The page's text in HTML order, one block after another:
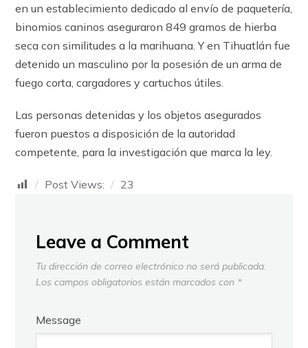
en un establecimiento dedicado al envío de paquetería,
binomios caninos aseguraron 849 gramos de hierba
seca con similitudes a la marihuana. Y en Tihuatlán fue
detenido un masculino por la posesión de un arma de
fuego corta, cargadores y cartuchos útiles.
Las personas detenidas y los objetos asegurados
fueron puestos a disposición de la autoridad
competente, para la investigación que marca la ley.
Post Views: 23
Leave a Comment
Tu dirección de correo electrónico no será publicada.
Los campos obligatorios están marcados con *
Message